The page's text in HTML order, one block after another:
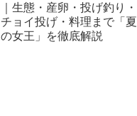
｜生態・産卵・投げ釣り・
チョイ投げ・料理まで「夏
の女王」を徹底解説